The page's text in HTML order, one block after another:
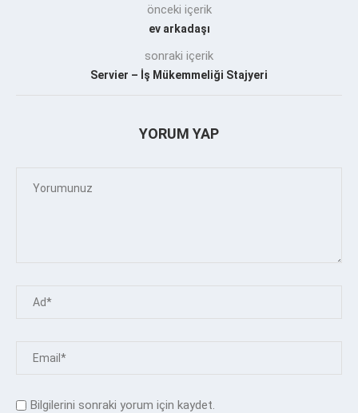
önceki içerik
ev arkadaşı
sonraki içerik
Servier – İş Mükemmeliği Stajyeri
YORUM YAP
Bilgilerini sonraki yorum için kaydet.